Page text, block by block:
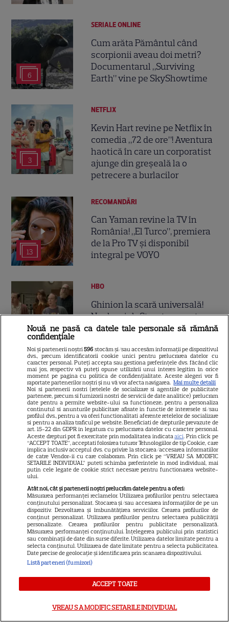
6
SERIALE ONLINE
Cum arăta Pământul când
scorpionii aveau doi metri?
Documentarul „Surviving
Earth” vine pe SkyShowtime
3
NETFLIX
Kevin Hart revine pe Netflix în
comedia „72 de ore”! Aventura
haotică în care un corporatist
ajunge din greșeală la o
petrecere a burlacilor
13
RECOMANDĂRI
Can Yaman revine la TV în
România! „El Turco”, premiera
de la Pro TV și disponibil
integral pe VOYO
HBO
Ghinion la scară universală!
Noul serial „Stuart nu poate
salva universul”, un spin-off
lansează pe HBO Max
13
VEDETE STRĂINE
Hannah Waddingham va juca
alături de Jason Statham într-
o comedie de acțiune
spectaculoasă. Toate detaliile
despre proiect
7
VEDETE STRĂINE
Tragedie la Hollywood: A murit
Kaylee Hottle. Actrița din
„Godzilla vs. Kong” avea numai
18 ani
ŞTIRI
Nouă ne pasă ca datele tale personale să rămână
confidențiale
Noi și partenerii noștri596 stocăm și/sau accesăm informații pe dispozitivul
dvs., precum identificatorii cookie unici pentru prelucrarea datelor cu
caracter personal. Puteți accepta sau gestiona preferințele dvs. făcând clic
mai jos, respectiv vă puteți opune utilizării unui interes legitim în orice
moment pe pagina cu politica de confidențialitate. Aceste alegeri vor fi
raportate partenerilor noștri și nu vă vor afecta navigarea. Mai multe detalii
Noi si partenerii nostri (retelele de socializare si agentiile de publicitate
partenere, precum si furnizorii nostri de servicii de date analitice) prelucram
date pentru a permite website-ului sa functioneze, pentru a personaliza
continutul si anunturile publicitare afisate in functie de interesele si/sau
profilul dvs., pentru a va oferi functionalitati aferente retelelor de socializare
si pentru a analiza traficul pe website. Beneficiati de drepturile prevazute de
art. 15-22 din GDPR in legatura cu prelucrarea datelor cu caracter personal.
Aceste drepturi pot fi exercitate prin modalitatea indicataaici. Prin click pe
“ACCEPT TOATE”, acceptati folosirea tuturor Tehnologiilor de tip Cookie, care
implica inclusiv acceptul dvs. cu privire la stocarea/accesarea informatiilor
de catre Vendor-ii cu care colaboram. Prin click pe “VREAU SA MODIFIC
SETARILE INDIVIDUAL” puteti schimba preferintele in mod individual, mai
putin cele legate de cookie strict necesare pentru functionarea website-
ului.
Atât noi, cât și partenerii noștri prelucrăm datele pentru a oferi:
Măsurarea performanței reclamelor. Utilizarea profilurilor pentru selectarea
conținutului personalizat. Stocarea și/sau accesarea informațiilor de pe un
dispozitiv. Dezvoltarea și îmbunătățirea serviciilor. Crearea profilurilor de
conținut personalizat. Utilizarea profilurilor pentru selectarea publicității
personalizate. Crearea profilurilor pentru publicitate personalizată.
Măsurarea performanței conținutului. Înțelegerea publicului prin statistici
sau combinații de date din surse diferite. Utilizarea datelor limitate pentru a
selecta conținutul. Utilizarea de date limitate pentru a selecta publicitatea.
Date precise de geolocație și identificarea prin scanarea dispozitivului.
Listă parteneri (furnizori)
ACCEPT TOATE
VREAU SA MODIFIC SETARILE INDIVIDUAL